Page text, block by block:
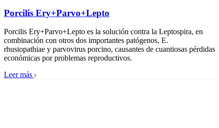
Porcilis Ery+Parvo+Lepto
Porcilis Ery+Parvo+Lepto es la solución contra la Leptospira, en
combinación con otros dos importantes patógenos, E.
rhusiopathiae y parvovirus porcino, causantes de cuantiosas pérdidas
económicas por problemas reproductivos.
Leer más